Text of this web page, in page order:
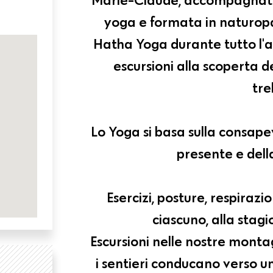
yoga e formata in
Hatha Yoga durante tutto
escursioni alla scoperta
Lo Yoga si basa sulla
presente e
Esercizi, posture,
ciascuno, alla
Escursioni nelle nostre
i sentieri conducano verso